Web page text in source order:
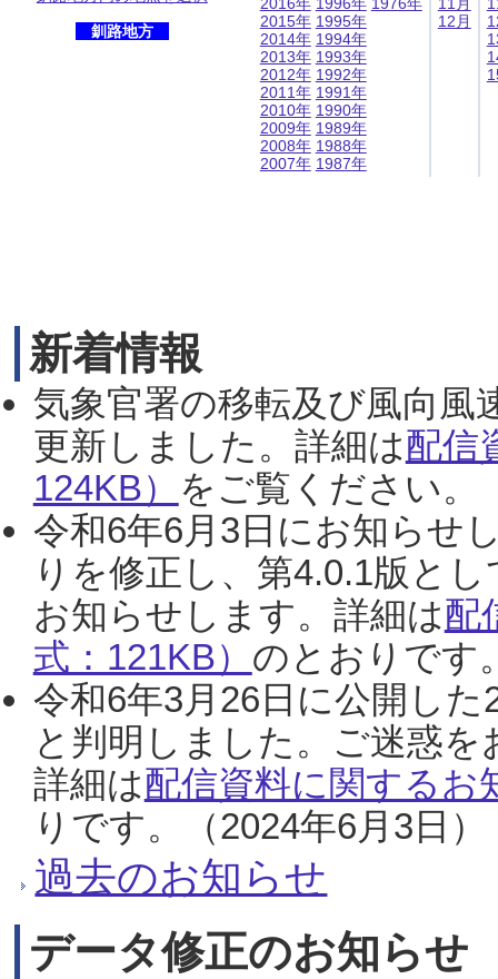
釧路地方
2015年
2014年
2013年
2012年
2011年
2010年
2009年
2008年
2007年
1995年
1994年
1993年
1992年
1991年
1990年
1989年
1988年
1987年
12月
新着情報
気象官署の移転及び風向風
更新しました。詳細は配信
124KB） をご覧ください。
令和6年6月3日にお知らせ
りを修正し、第4.0.1版と
お知らせします。詳細は配
式：121KB） のとおりです
令和6年3月26日に公開し
と判明しました。ご迷惑
詳細は配信資料に関するお
りです。（2024年6月3日）
過去のお知らせ
データ修正のお知らせ